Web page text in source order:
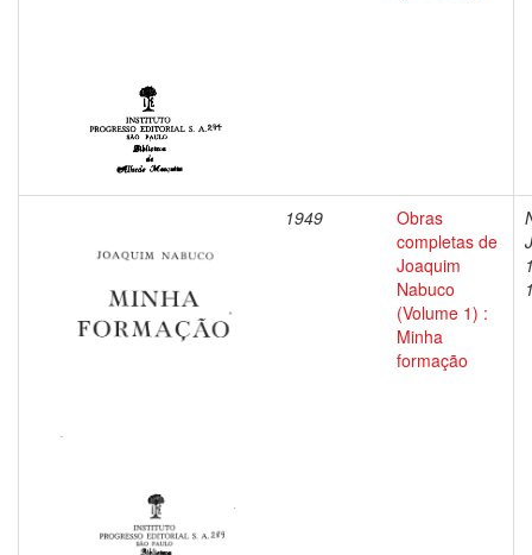
1949
Obras
completas de
Joaquim
Nabuco
(Volume 1) :
Minha
formação